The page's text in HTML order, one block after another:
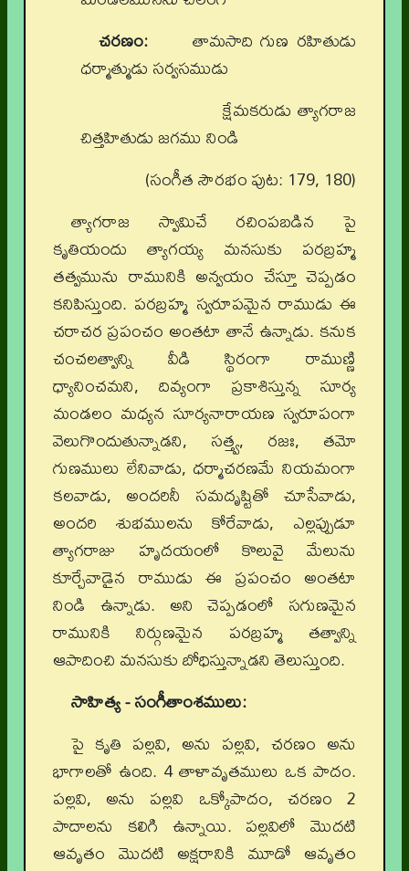
చరణం:
తామసాది గుణ రహితుడు
ధర్మాత్ముడు సర్వసముడు
క్షేమకరుడు త్యాగరాజ
చిత్తహితుడు జగము నిండి
(సంగీత సౌరభం పుట: 179, 180)
త్యాగరాజ స్వామిచే రచింపబడిన పై
కృతియందు త్యాగయ్య మనసుకు పరబ్రహ్మ
తత్వమును రామునికి అన్వయం చేస్తూ చెప్పడం
కనిపిస్తుంది. పరబ్రహ్మ స్వరూపమైన రాముడు ఈ
చరాచర ప్రపంచం అంతటా తానే ఉన్నాడు. కనుక
చంచలత్వాన్ని వీడి స్థిరంగా రాముణ్ణి
ధ్యానించమని, దివ్యంగా ప్రకాశిస్తున్న సూర్య
మండలం మధ్యన సూర్యనారాయణ స్వరూపంగా
వెలుగొందుతున్నాడని, సత్త్వ, రజః, తమో
గుణములు లేనివాడు, ధర్మాచరణమే నియమంగా
కలవాడు, అందరినీ సమదృష్టితో చూసేవాడు,
అందరి శుభములను కోరేవాడు, ఎల్లప్పుడూ
త్యాగరాజు హృదయంలో కొలువై మేలును
కూర్చేవాడైన రాముడు ఈ ప్రపంచం అంతటా
నిండి ఉన్నాడు. అని చెప్పడంలో సగుణమైన
రామునికి నిర్గుణమైన పరబ్రహ్మ తత్వాన్ని
ఆపాదించి మనసుకు బోధిస్తున్నాడని తెలుస్తుంది.
సాహిత్య - సంగీతాంశములు:
పై కృతి పల్లవి, అను పల్లవి, చరణం అను
భాగాలతో ఉంది. 4 తాళావృతములు ఒక పాదం.
పల్లవి, అను పల్లవి ఒక్కోపాదం, చరణం 2
పాదాలను కలిగి ఉన్నాయి. పల్లవిలో మొదటి
ఆవృతం మొదటి అక్షరానికి మూడో ఆవృతం